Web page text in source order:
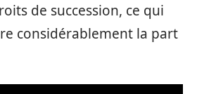
de succession, ce qui
considérablement la part